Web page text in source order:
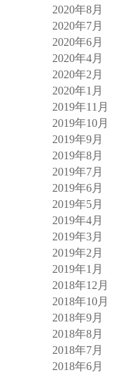
2020年8月
2020年7月
2020年6月
2020年4月
2020年2月
2020年1月
2019年11月
2019年10月
2019年9月
2019年8月
2019年7月
2019年6月
2019年5月
2019年4月
2019年3月
2019年2月
2019年1月
2018年12月
2018年10月
2018年9月
2018年8月
2018年7月
2018年6月